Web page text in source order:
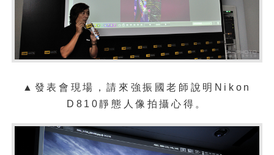
▲發表會現場，請來強振國老師說明Nikon
D810靜態人像拍攝心得。